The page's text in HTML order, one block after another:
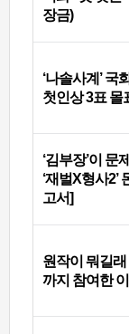
장금)
‘나솔사계’
첫인상 3표 몰
‘김부장’이
‘재벌X형사2’
고서]
원작이 뭐길
까지 참여한